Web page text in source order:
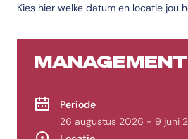
Code
Veelgestelde
De opleiding Management wordt
Wat is het opleidingstype van
Kies hier welke datum en locatie jou
MANAGEMENT
Periode
26 augustus 2026 - 9 juni